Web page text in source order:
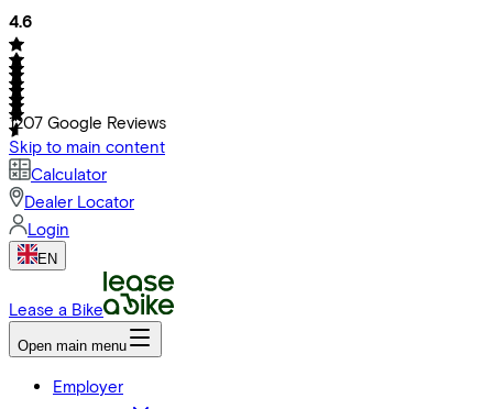
4.6
1207 Google Reviews
Skip to main content
Calculator
Dealer Locator
Login
EN
Lease a Bike
Open main menu
Employer